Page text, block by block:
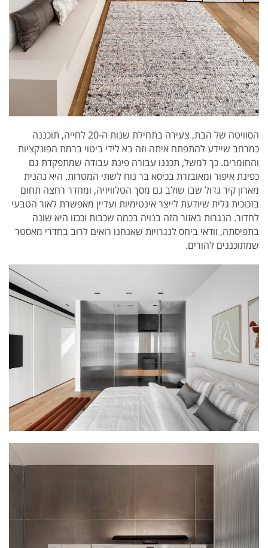
הסוויטה של הבת, צעירה בתחילת שנות ה-20 לחייה, תוכננה
כמרחב שיידע להתפתח איתה וזה בא לידי ביטוי ברמת הפונקציות
והחומרים. כך למשל, תכננו עבורה פינת עבודה שמתפקדת גם
כפינת איפור ומאובזרת בכיסא בר נוח לשתי המטרות. היא נהנית
מארון קיר גדול שבו שולב גם מסך הטלוויזיה, ומחדר רחצה תחום
בזכוכית גלית שיודעת לייצר אינטימיות ועדיין מאפשרת לאור הטבעי
לחדור. הנגרות באזור הזה בנויה בכמה שכבות וככזו היא שונה
בתפיסתה, וודאי ביחס לנגרויות שאנחנו רואים לרוב בחדרי מאסטר
שמתוכננים להורים.